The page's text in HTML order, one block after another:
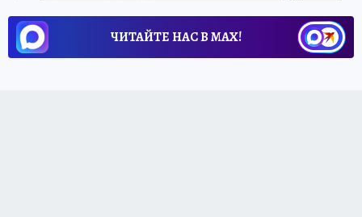
ЧИТАЙТЕ НАС В МАХ!